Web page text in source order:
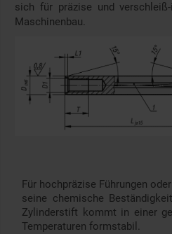
sich für präzise und
Maschinenbau.
Für hochpräzise Führungen
seine chemische
Zylinderstift kommt in einer
Temperaturen formstabil.